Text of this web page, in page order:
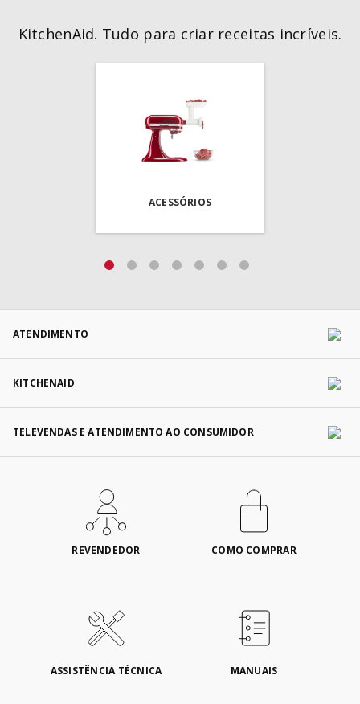
KitchenAid. Tudo para criar receitas incríveis.
ACESSÓRIOS
ATENDIMENTO
KITCHENAID
TELEVENDAS E ATENDIMENTO AO CONSUMIDOR
REVENDEDOR COMO COMPRAR
ASSISTÊNCIA TÉCNICA MANUAIS